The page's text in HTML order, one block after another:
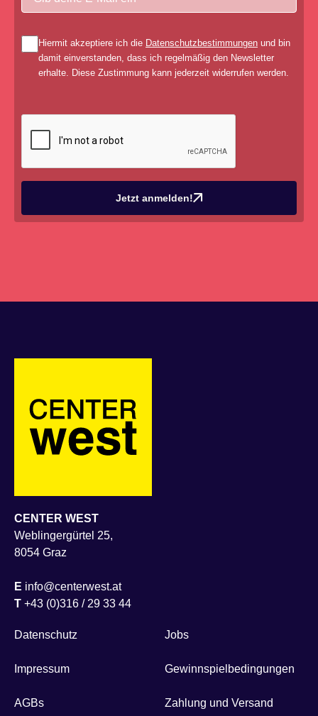
Hiermit akzeptiere ich die Datenschutzbestimmungen und bin
damit einverstanden, dass ich regelmäßig den Newsletter
erhalte. Diese Zustimmung kann jederzeit widerrufen werden.
Jetzt anmelden!
CENTER WEST
Weblingergürtel 25,
8054 Graz
E info@centerwest.at
T +43 (0)316 / 29 33 44
Datenschutz
Impressum
AGBs
Jobs
Gewinnspielbedingungen
Zahlung und Versand